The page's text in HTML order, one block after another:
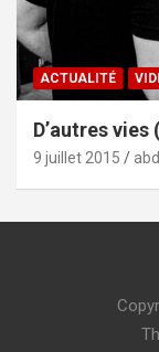
ACTUALITÉ
D’autres vies
9 juillet 2015